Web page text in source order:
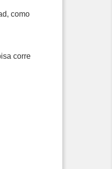
como
corre